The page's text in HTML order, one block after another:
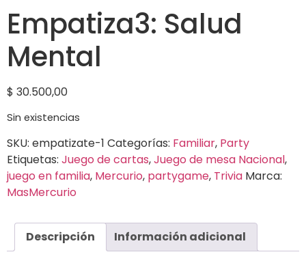
Empatiza3: Salud
Mental
$ 30.500,00
Sin existencias
SKU: empatizate-1 Categorías: Familiar, Party
Etiquetas: Juego de cartas,Juego de mesa Nacional,
juego en familia, Mercurio, partygame, Trivia Marca:
MasMercurio
Descripción Información adicional